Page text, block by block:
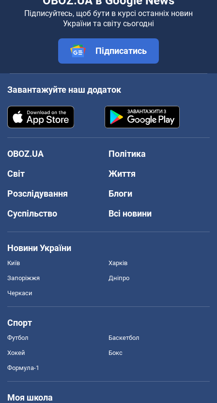
Підписуйтесь, щоб бути в курсі останніх новин
України та світу сьогодні
Підписатись
Завантажуйте наш додаток
OBOZ.UA
Політика
Світ
Життя
Розслідування
Блоги
Суспільство
Всі новини
Новини України
Київ Харків
Запоріжжя Дніпро
Черкаси
Спорт
Футбол Баскетбол
Хокей Бокс
Формула-1
Моя школа